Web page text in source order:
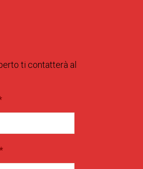
ti contatterà al
*